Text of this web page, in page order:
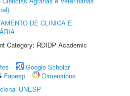
DE CLINICA E
Category: RDIDP Academic
Google Scholar
Fapesp
Dimensions
UNESP